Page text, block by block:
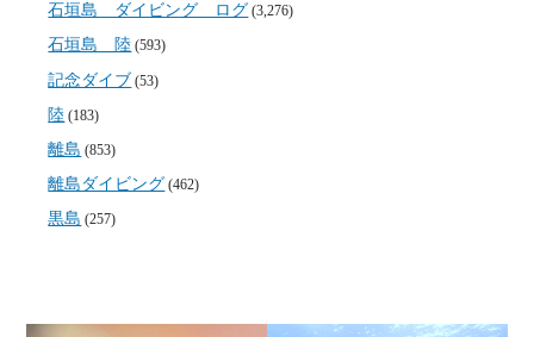
石垣島 ダイビング ログ (3,276)
石垣島 陸 (593)
記念ダイブ (53)
陸 (183)
離島 (853)
離島ダイビング (462)
黒島 (257)